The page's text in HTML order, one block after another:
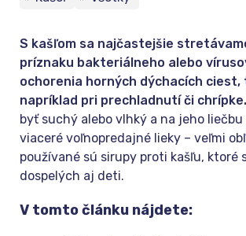
S kašľom sa najčastejšie
príznaku bakteriálneho alebo
ochorenia horných dýchacích ciest,
napríklad pri prechladnutí či chrípke.
byť suchý alebo vlhký a na jeho
viaceré voľnopredajné lieky – veľmi
používané sú sirupy proti kašľu, ktoré
dospelých aj deti.
V tomto článku nájdete: